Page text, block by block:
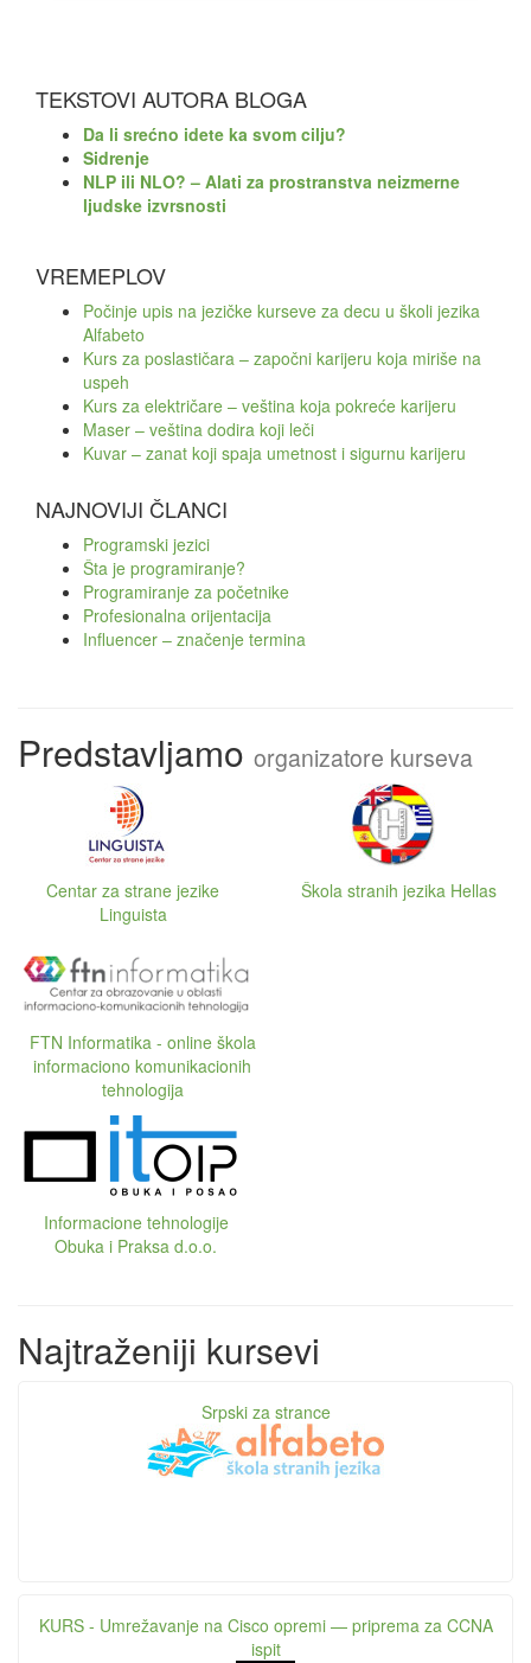
TEKSTOVI AUTORA BLOGA
Da li srećno idete ka svom cilju?
Sidrenje
NLP ili NLO? – Alati za prostranstva neizmerne
ljudske izvrsnosti
VREMEPLOV
Počinje upis na jezičke kurseve za decu u školi jezika
Alfabeto
Kurs za poslastičara – započni karijeru koja miriše na
uspeh
Kurs za električare – veština koja pokreće karijeru
Maser – veština dodira koji leči
Kuvar – zanat koji spaja umetnost i sigurnu karijeru
NAJNOVIJI ČLANCI
Programski jezici
Šta je programiranje?
Programiranje za početnike
Profesionalna orijentacija
Influencer – značenje termina
Predstavljamo organizatore kurseva
Centar za strane jezike
Linguista
Škola stranih jezika Hellas
FTN Informatika - online škola
informaciono komunikacionih
tehnologija
Informacione tehnologije
Obuka i Praksa d.o.o.
Najtraženiji kursevi
Srpski za strance
KURS - Umrežavanje na Cisco opremi — priprema za CCNA
ispit